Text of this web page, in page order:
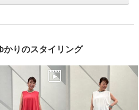
¥0
かりのスタイリング